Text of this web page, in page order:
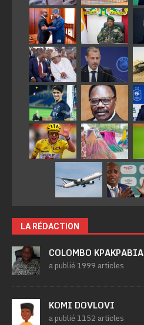
LA RÉDACTION
COLOMBO KPAKPABIA
a publié 1999 articles
KOMI DOVLOVI
a publié 1152 articles